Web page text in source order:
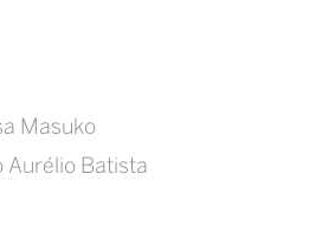
Masuko
Aurélio Batista